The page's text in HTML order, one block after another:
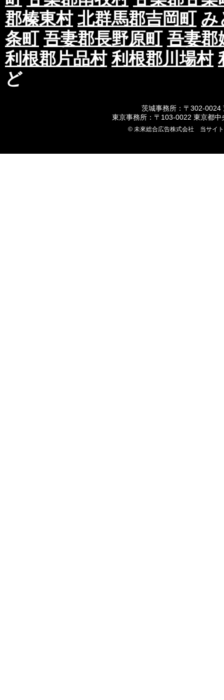
郡榛東村 北群馬郡吉岡町 み
条町 吾妻郡長野原町 吾妻郡
利根郡片品村 利根郡川場村
ど
茨城事務所：〒302-0024
東京事務所：〒103-0022 東京都
© 未來総合広告株式会社 当サイ